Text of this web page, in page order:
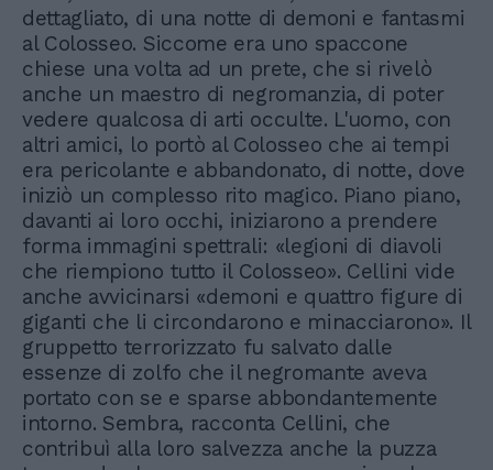
dettagliato, di una notte di demoni e fantasmi
al Colosseo. Siccome era uno spaccone
chiese una volta ad un prete, che si rivelò
anche un maestro di negromanzia, di poter
vedere qualcosa di arti occulte. L'uomo, con
altri amici, lo portò al Colosseo che ai tempi
era pericolante e abbandonato, di notte, dove
iniziò un complesso rito magico. Piano piano,
davanti ai loro occhi, iniziarono a prendere
forma immagini spettrali: «legioni di diavoli
che riempiono tutto il Colosseo». Cellini vide
anche avvicinarsi «demoni e quattro figure di
giganti che li circondarono e minacciarono». Il
gruppetto terrorizzato fu salvato dalle
essenze di zolfo che il negromante aveva
portato con se e sparse abbondantemente
intorno. Sembra, racconta Cellini, che
contribuì alla loro salvezza anche la puzza